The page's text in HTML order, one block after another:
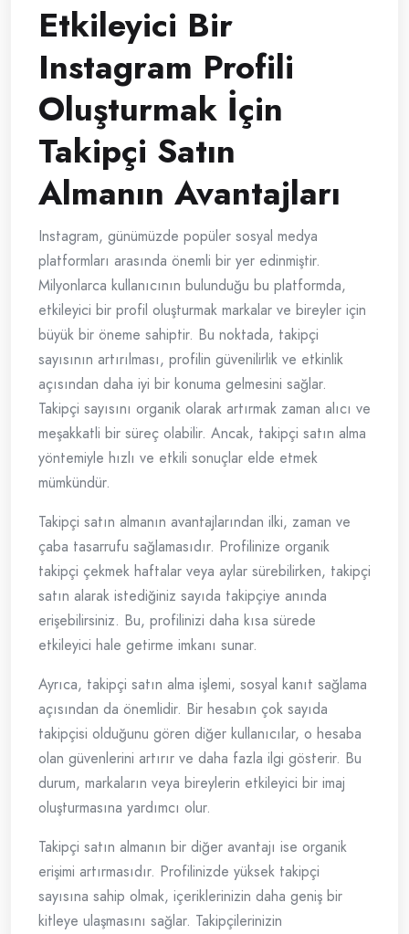
Etkileyici Bir
Instagram Profili
Oluşturmak İçin
Takipçi Satın
Almanın Avantajları
Instagram, günümüzde popüler sosyal medya
platformları arasında önemli bir yer edinmiştir.
Milyonlarca kullanıcının bulunduğu bu platformda,
etkileyici bir profil oluşturmak markalar ve bireyler için
büyük bir öneme sahiptir. Bu noktada, takipçi
sayısının artırılması, profilin güvenilirlik ve etkinlik
açısından daha iyi bir konuma gelmesini sağlar.
Takipçi sayısını organik olarak artırmak zaman alıcı ve
meşakkatli bir süreç olabilir. Ancak, takipçi satın alma
yöntemiyle hızlı ve etkili sonuçlar elde etmek
mümkündür.
Takipçi satın almanın avantajlarından ilki, zaman ve
çaba tasarrufu sağlamasıdır. Profilinize organik
takipçi çekmek haftalar veya aylar sürebilirken, takipçi
satın alarak istediğiniz sayıda takipçiye anında
erişebilirsiniz. Bu, profilinizi daha kısa sürede
etkileyici hale getirme imkanı sunar.
Ayrıca, takipçi satın alma işlemi, sosyal kanıt sağlama
açısından da önemlidir. Bir hesabın çok sayıda
takipçisi olduğunu gören diğer kullanıcılar, o hesaba
olan güvenlerini artırır ve daha fazla ilgi gösterir. Bu
durum, markaların veya bireylerin etkileyici bir imaj
oluşturmasına yardımcı olur.
Takipçi satın almanın bir diğer avantajı ise organik
erişimi artırmasıdır. Profilinizde yüksek takipçi
sayısına sahip olmak, içeriklerinizin daha geniş bir
kitleye ulaşmasını sağlar. Takipçilerinizin